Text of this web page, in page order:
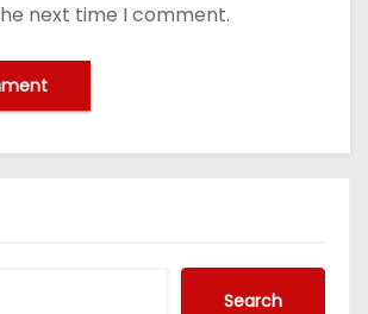
next time I comment.
Search